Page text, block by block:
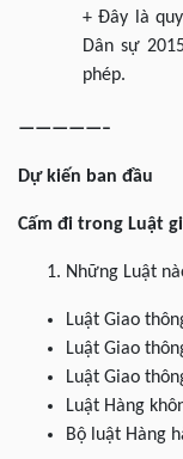
+ Đây là
Dân sự
phép.
—————–
Dự kiến ban đầu
Cấm đi trong Luật
Những Luật
Luật Giao
Luật Giao
Luật Giao
Luật Hàng
Bộ luật Hàng